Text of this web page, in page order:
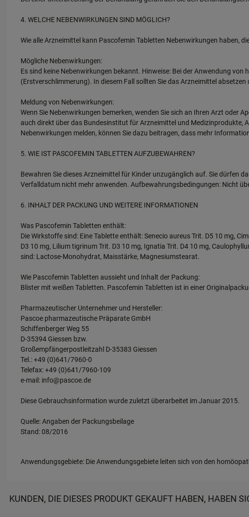
Verhaltensweisen (z.B.
Statistik & Tracking:
Website sammeln, mit
beachten Sie, dass Daten
werden.
4. WELCHE NEBENWIRKUNGEN SIND MÖGLICH?
Wie alle Arzneimittel kann Pascofemin Tabletten Nebenwirkungen haben,
Mögliche Nebenwirkungen:
Es sind keine Nebenwirkungen bekannt. Hinweise: Bei der Anwendung
(Erstverschlimmerung). In diesem Fall sollten Sie das Arzneimittel absetzen
Meldung von Nebenwirkungen:
Wenn Sie Nebenwirkungen bemerken, wenden Sie sich an Ihren Arzt oder
auch direkt über das Bundesinstitut für Arzneimittel und Medizinprodukte,
Nebenwirkungen melden, können Sie dazu beitragen, dass mehr
5. WIE IST PASCOFEMIN TABLETTEN AUFZUBEWAHREN?
Bewahren Sie dieses Arzneimittel für Kinder unzugänglich auf. Sie dürfen
Verfalldatum nicht mehr anwenden. Aufbewahrungsbedingungen: Nicht
6. INHALT DER PACKUNG UND WEITERE INFORMATIONEN
Was Pascofemin Tabletten enthält:
Die Wirkstoffe sind: Eine Tablette enthält: Senecio aureus Trit. D5 10 mg,
D3 10 mg, Lilium tigrinum Trit. D3 10 mg, Ignatia Trit. D4 10 mg,
sind: Lactose-Monohydrat, Maisstärke, Magnesiumstearat.
Wie Pascofemin Tabletten aussieht und Inhalt der Packung:
Blister mit weißen Tabletten. Pascofemin Tabletten ist in einer
Pharmazeutischer Unternehmer und Hersteller:
Pascoe pharmazeutische Präparate GmbH
Schiffenberger Weg 55
D-35394 Giessen bzw.
Großempfängerpostleitzahl D-35383 Giessen
Tel.: +49 (0)641/7960-0
Telefax: +49 (0)641/7960-109
e-mail: info@pascoe.de
Diese Gebrauchsinformation wurde zuletzt überarbeitet im Januar 2015.
Quelle: Angaben der Packungsbeilage
Stand: 08/2016
Anwendungsgebiete: Die Anwendungsgebiete leiten sich von den
KUNDEN, DIE DIESES PRODUKT GEKAUFT HABEN, HABEN